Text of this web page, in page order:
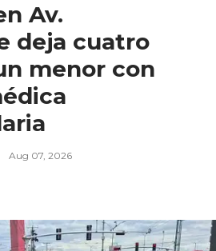
Av.
deja cuatro
menor con
Aug 07, 2026